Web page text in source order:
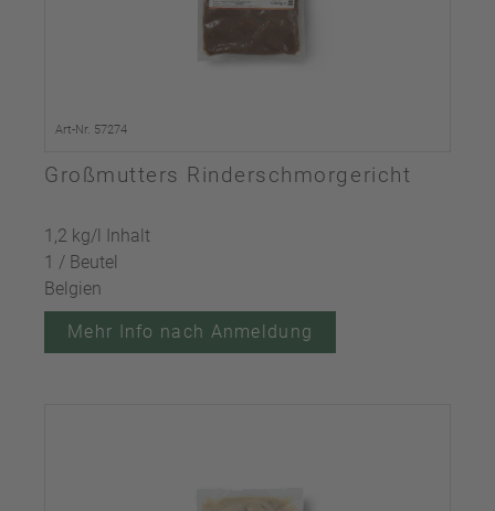
Art-Nr. 57274
Großmutters Rinderschmorgericht
1,2 kg/l Inhalt
1 / Beutel
Belgien
Mehr Info nach Anmeldung